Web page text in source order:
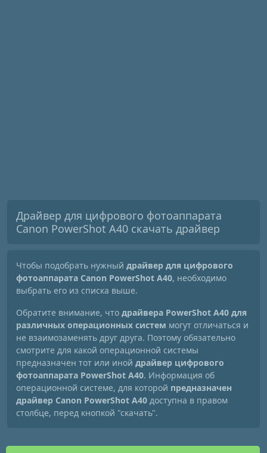
Драйвер для цифрового фотоаппарата
Canon PowerShot A40 скачать драйвер
Чтобы подобрать нужный драйвер для цифрового
фотоаппарата Canon PowerShot A40, необходимо
выбрать его из списка выше.
Обратите внимание, что драйвера PowerShot A40 для
различных операционных систем могут отличаться и
не взаимозаменять друг друга. Поэтому обязательно
смотрите для какой операционной системы
предназначен тот или иной драйвер цифрового
фотоаппарата PowerShot A40. Информация об
операционной системе, для которой предназначен
драйвер Canon PowerShot A40 доступна в правом
столбце, перед кнопкой "скачать".